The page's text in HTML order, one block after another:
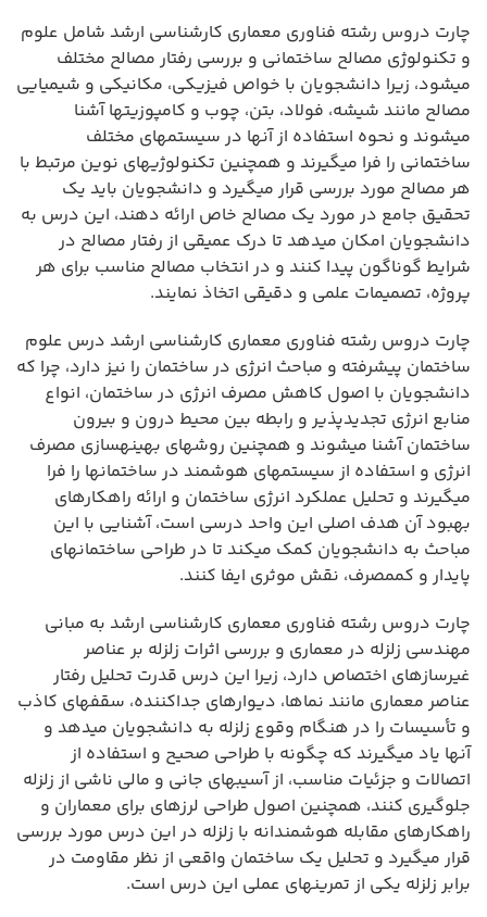
چارت دروس رشته فناوری معماری کارشناسی ارشد شامل علوم
و تکنولوژی مصالح ساختمانی و بررسی رفتار مصالح مختلف
میشود، زیرا دانشجویان با خواص فیزیکی، مکانیکی و شیمیایی
مصالح مانند شیشه، فولاد، بتن، چوب و کامپوزیتها آشنا
میشوند و نحوه استفاده از آنها در سیستمهای مختلف
ساختمانی را فرا میگیرند و همچنین تکنولوژیهای نوین مرتبط با
هر مصالح مورد بررسی قرار میگیرد و دانشجویان باید یک
تحقیق جامع در مورد یک مصالح خاص ارائه دهند، این درس به
دانشجویان امکان میدهد تا درک عمیقی از رفتار مصالح در
شرایط گوناگون پیدا کنند و در انتخاب مصالح مناسب برای هر
پروژه، تصمیمات علمی و دقیقی اتخاذ نمایند.
چارت دروس رشته فناوری معماری کارشناسی ارشد درس علوم
ساختمان پیشرفته و مباحث انرژی در ساختمان را نیز دارد، چرا که
دانشجویان با اصول کاهش مصرف انرژی در ساختمان، انواع
منابع انرژی تجدیدپذیر و رابطه بین محیط درون و بیرون
ساختمان آشنا میشوند و همچنین روشهای بهینهسازی مصرف
انرژی و استفاده از سیستمهای هوشمند در ساختمانها را فرا
میگیرند و تحلیل عملکرد انرژی ساختمان و ارائه راهکارهای
بهبود آن هدف اصلی این واحد درسی است، آشنایی با این
مباحث به دانشجویان کمک میکند تا در طراحی ساختمانهای
پایدار و کممصرف، نقش موثری ایفا کنند.
چارت دروس رشته فناوری معماری کارشناسی ارشد به مبانی
مهندسی زلزله در معماری و بررسی اثرات زلزله بر عناصر
غیرسازهای اختصاص دارد، زیرا این درس قدرت تحلیل رفتار
عناصر معماری مانند نماها، دیوارهای جداکننده، سقفهای کاذب
و تأسیسات را در هنگام وقوع زلزله به دانشجویان میدهد و
آنها یاد میگیرند که چگونه با طراحی صحیح و استفاده از
اتصالات و جزئیات مناسب، از آسیبهای جانی و مالی ناشی از زلزله
جلوگیری کنند، همچنین اصول طراحی لرزهای برای معماران و
راهکارهای مقابله هوشمندانه با زلزله در این درس مورد بررسی
قرار میگیرد و تحلیل یک ساختمان واقعی از نظر مقاومت در
برابر زلزله یکی از تمرینهای عملی این درس است.